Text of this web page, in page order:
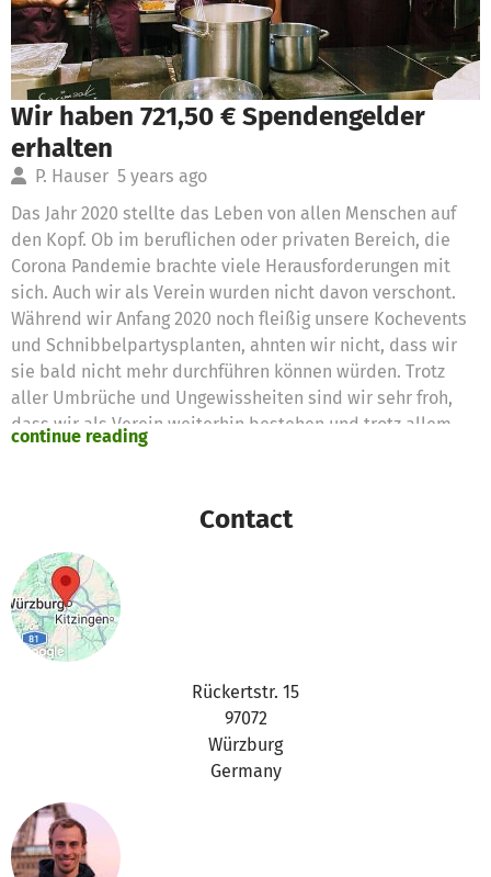
Wir haben 721,50 € Spendengelder
erhalten
P. Hauser 5 years ago
Das Jahr 2020 stellte das Leben von allen Menschen auf
den Kopf. Ob im beruflichen oder privaten Bereich, die
Corona Pandemie brachte viele Herausforderungen mit
sich. Auch wir als Verein wurden nicht davon verschont.
Während wir Anfang 2020 noch fleißig unsere Kochevents
und Schnibbelpartysplanten, ahnten wir nicht, dass wir
sie bald nicht mehr durchführen können würden. Trotz
aller Umbrüche und Ungewissheiten sind wir sehr froh,
dass wir als Verein weiterhin bestehen und trotz allem
einige Events veranstalten konnten, auch wenn teilweise
Den Jahresbericht 2020 findet ihr hier:
https://www.betterplace.org/de/projects/74629-ueber-
den-tellerrand-wuerzburg-e-v/news/230772
Viele dieser Events waren jedoch kostenlos oder mit
wenigen Kosten verbunden. Die Spenden werden wir
daher einsetzen, sobald wir wieder größere
Veranstaltungen und Aktionen umsetzen können.
Euer Über den Tellerrand Team Würzburg
continue reading
Contact
Rückertstr. 15
97072
Würzburg
Germany